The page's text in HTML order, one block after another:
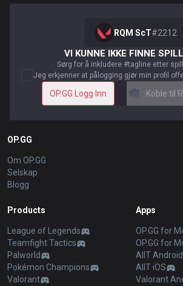
RQM ScT#2212
VI KUNNE IKKE FINNE
Sørg for å inkludere #tagline etter
Jeg erkjenner at pålogging gjør min profil
OP.GG Logg Inn Koble til
OP.GG
Om OP.GG
Selskap
Blogg
Products
League of Legends
Teamfight Tactics
Palworld
Pokémon Champions
Valorant
Apps
OP.GG for
OP.GG for
AllT Android
AllT iOS
Valorant